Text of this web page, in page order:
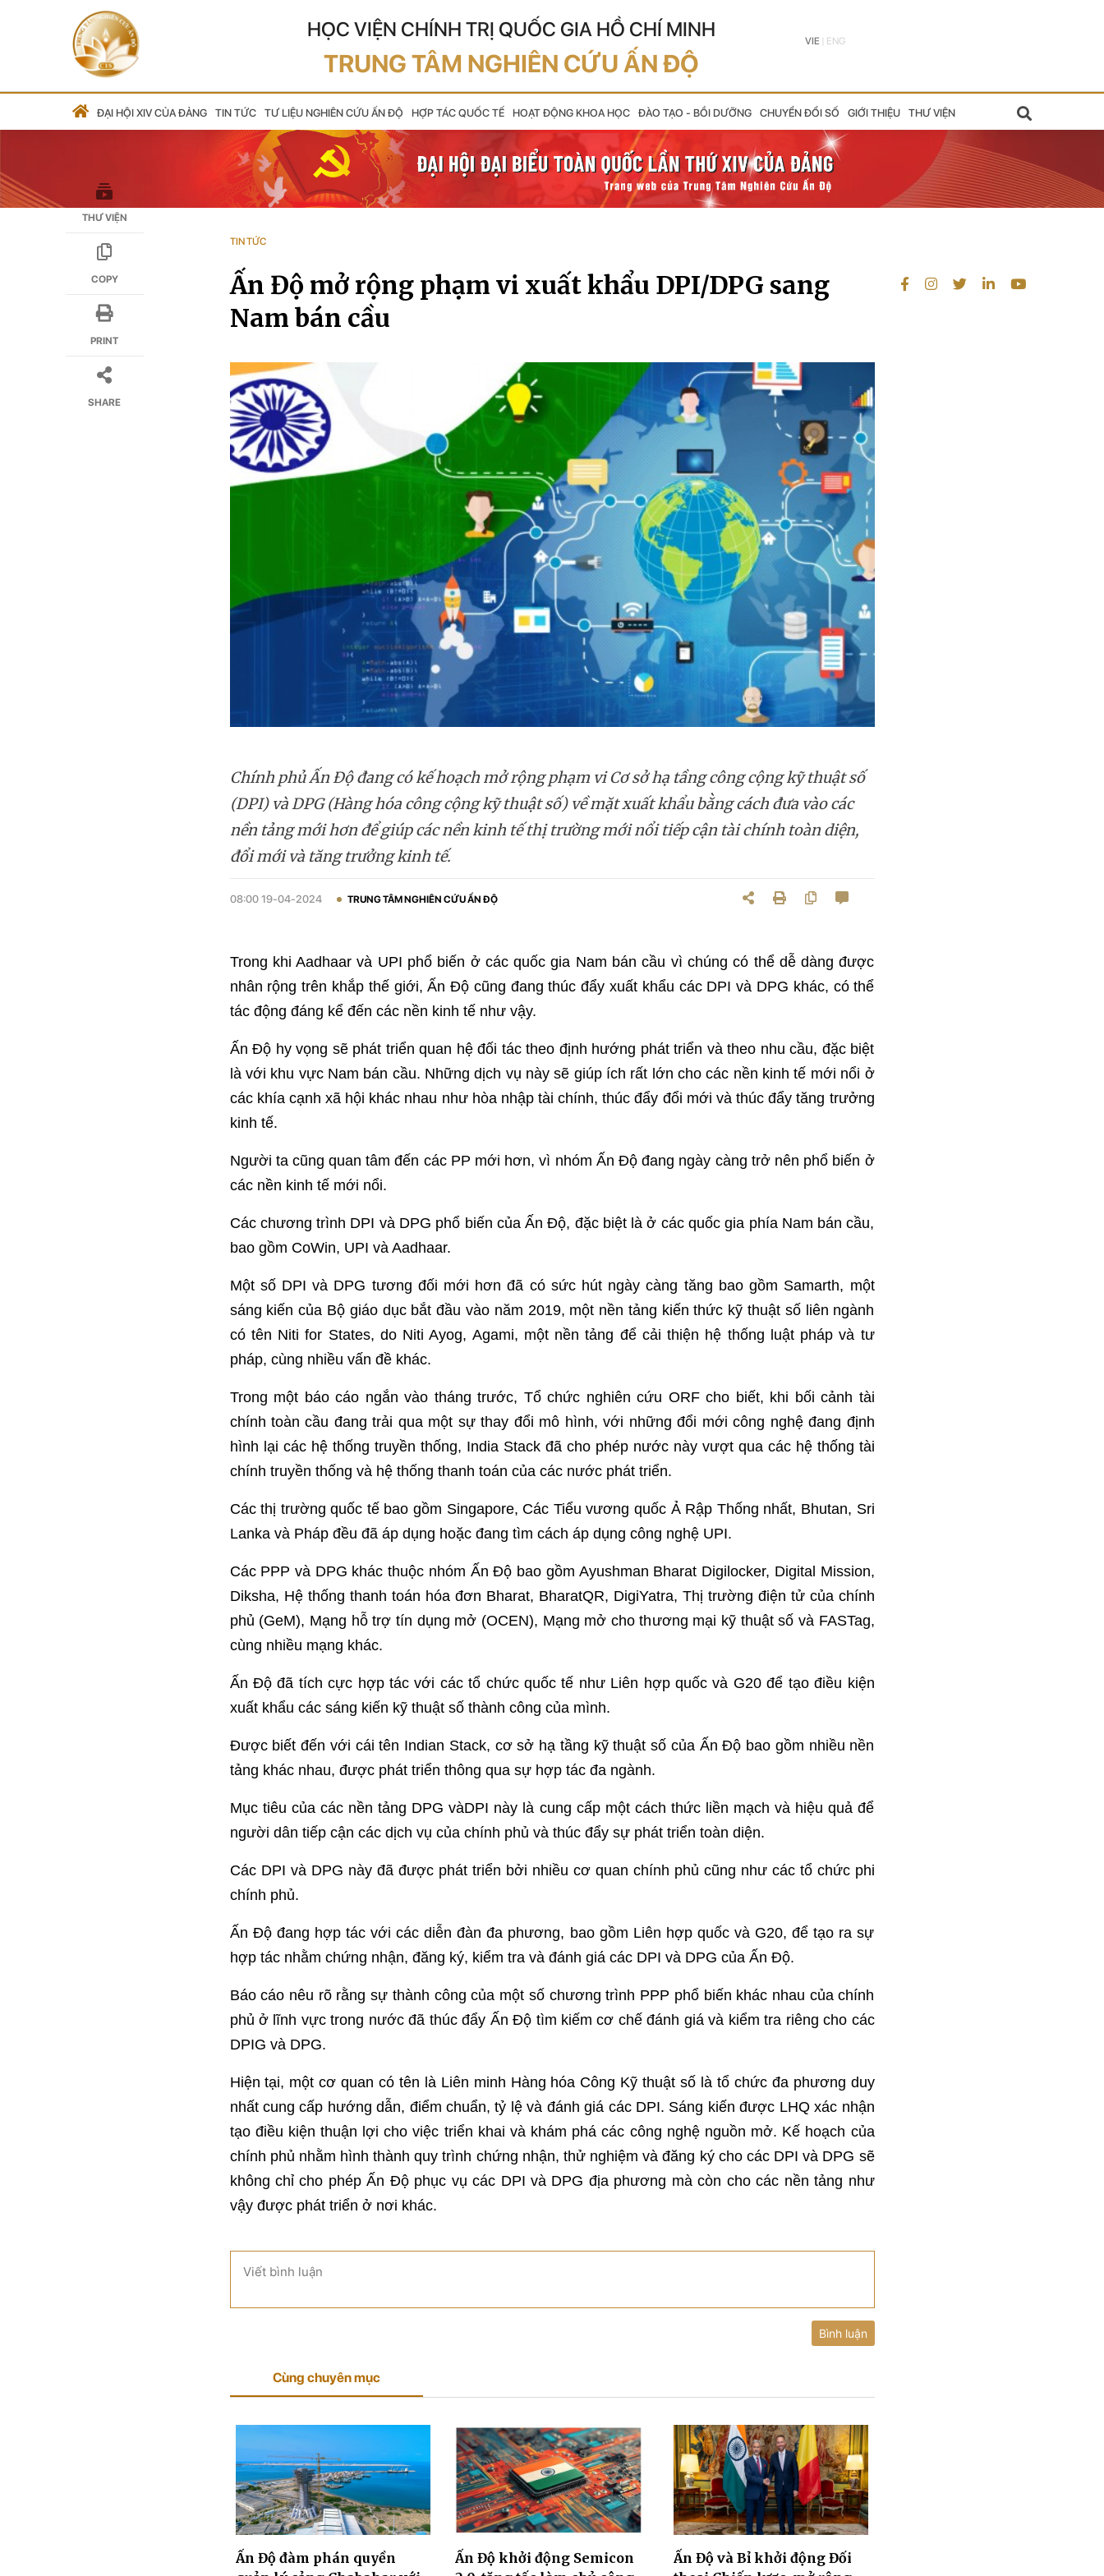
HỌC VIỆN CHÍNH TRỊ QUỐC GIA HỒ CHÍ MINH
TRUNG TÂM NGHIÊN CỨU ẤN ĐỘ
VIE ENG
ĐẠI HỘI XIV CỦA ĐẢNG TIN TỨC TƯ LIỆU NGHIÊN CỨU ẤN ĐỘ HỢP TÁC QUỐC TẾ HOẠT ĐỘNG KHOA HỌC ĐÀO TẠO - BỒI DƯỠNG CHUYỂN ĐỔI SỐ GIỚI THIỆU THƯ VIỆN
TIN TỨC
THƯ VIỆN
COPY
PRINT
SHARE
Ấn Độ mở rộng phạm vi xuất khẩu DPI/DPG sang
Nam bán cầu
Chính phủ Ấn Độ đang có kế hoạch mở rộng phạm vi Cơ sở hạ tầng công cộng kỹ thuật số
(DPI) và DPG (Hàng hóa công cộng kỹ thuật số) về mặt xuất khẩu bằng cách đưa vào các
nền tảng mới hơn để giúp các nền kinh tế thị trường mới nổi tiếp cận tài chính toàn diện,
đổi mới và tăng trưởng kinh tế.
08:00 19-04-2024 TRUNG TÂM NGHIÊN CỨU ẤN ĐỘ
Trong khi Aadhaar và UPI phổ biến ở các quốc gia Nam bán cầu vì chúng có thể dễ dàng được
nhân rộng trên khắp thế giới, Ấn Độ cũng đang thúc đẩy xuất khẩu các DPI và DPG khác, có thể
tác động đáng kể đến các nền kinh tế như vậy.
Ấn Độ hy vọng sẽ phát triển quan hệ đối tác theo định hướng phát triển và theo nhu cầu, đặc biệt
là với khu vực Nam bán cầu. Những dịch vụ này sẽ giúp ích rất lớn cho các nền kinh tế mới nổi ở
các khía cạnh xã hội khác nhau như hòa nhập tài chính, thúc đẩy đổi mới và thúc đẩy tăng trưởng
kinh tế.
Người ta cũng quan tâm đến các PP mới hơn, vì nhóm Ấn Độ đang ngày càng trở nên phổ biến ở
các nền kinh tế mới nổi.
Các chương trình DPI và DPG phổ biến của Ấn Độ, đặc biệt là ở các quốc gia phía Nam bán cầu,
bao gồm CoWin, UPI và Aadhaar.
Một số DPI và DPG tương đối mới hơn đã có sức hút ngày càng tăng bao gồm Samarth, một
sáng kiến của Bộ giáo dục bắt đầu vào năm 2019, một nền tảng kiến thức kỹ thuật số liên ngành
có tên Niti for States, do Niti Ayog, Agami, một nền tảng để cải thiện hệ thống luật pháp và tư
pháp, cùng nhiều vấn đề khác.
Trong một báo cáo ngắn vào tháng trước, Tổ chức nghiên cứu ORF cho biết, khi bối cảnh tài
chính toàn cầu đang trải qua một sự thay đổi mô hình, với những đổi mới công nghệ đang định
hình lại các hệ thống truyền thống, India Stack đã cho phép nước này vượt qua các hệ thống tài
chính truyền thống và hệ thống thanh toán của các nước phát triển.
Các thị trường quốc tế bao gồm Singapore, Các Tiểu vương quốc Ả Rập Thống nhất, Bhutan, Sri
Lanka và Pháp đều đã áp dụng hoặc đang tìm cách áp dụng công nghệ UPI.
Các PPP và DPG khác thuộc nhóm Ấn Độ bao gồm Ayushman Bharat Digilocker, Digital Mission,
Diksha, Hệ thống thanh toán hóa đơn Bharat, BharatQR, DigiYatra, Thị trường điện tử của chính
phủ (GeM), Mạng hỗ trợ tín dụng mở (OCEN), Mạng mở cho thương mại kỹ thuật số và FASTag,
cùng nhiều mạng khác.
Ấn Độ đã tích cực hợp tác với các tổ chức quốc tế như Liên hợp quốc và G20 để tạo điều kiện
xuất khẩu các sáng kiến kỹ thuật số thành công của mình.
Được biết đến với cái tên Indian Stack, cơ sở hạ tầng kỹ thuật số của Ấn Độ bao gồm nhiều nền
tảng khác nhau, được phát triển thông qua sự hợp tác đa ngành.
Mục tiêu của các nền tảng DPG vàDPI này là cung cấp một cách thức liền mạch và hiệu quả để
người dân tiếp cận các dịch vụ của chính phủ và thúc đẩy sự phát triển toàn diện.
Các DPI và DPG này đã được phát triển bởi nhiều cơ quan chính phủ cũng như các tổ chức phi
chính phủ.
Ấn Độ đang hợp tác với các diễn đàn đa phương, bao gồm Liên hợp quốc và G20, để tạo ra sự
hợp tác nhằm chứng nhận, đăng ký, kiểm tra và đánh giá các DPI và DPG của Ấn Độ.
Báo cáo nêu rõ rằng sự thành công của một số chương trình PPP phổ biến khác nhau của chính
phủ ở lĩnh vực trong nước đã thúc đẩy Ấn Độ tìm kiếm cơ chế đánh giá và kiểm tra riêng cho các
DPIG và DPG.
Hiện tại, một cơ quan có tên là Liên minh Hàng hóa Công Kỹ thuật số là tổ chức đa phương duy
nhất cung cấp hướng dẫn, điểm chuẩn, tỷ lệ và đánh giá các DPI. Sáng kiến được LHQ xác nhận
tạo điều kiện thuận lợi cho việc triển khai và khám phá các công nghệ nguồn mở. Kế hoạch của
chính phủ nhằm hình thành quy trình chứng nhận, thử nghiệm và đăng ký cho các DPI và DPG sẽ
không chỉ cho phép Ấn Độ phục vụ các DPI và DPG địa phương mà còn cho các nền tảng như
vậy được phát triển ở nơi khác.
Viết bình luận
Bình luận
Cùng chuyên mục
Ấn Độ đàm phán quyền
Ấn Độ khởi động Semicon
Ấn Độ và Bỉ khởi động Đối